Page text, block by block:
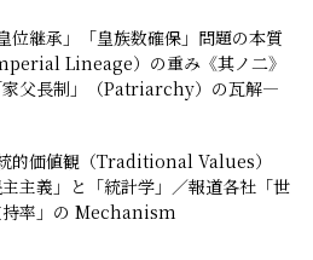
位継承」「皇族数確保」問題の本質
Lineage）の重み《其ノ二》
父長制」（Patriarchy）の瓦解―
統的価値観（Traditional Values）
主主義」と「統計学」／報道各社「世
持率」の Mechanism